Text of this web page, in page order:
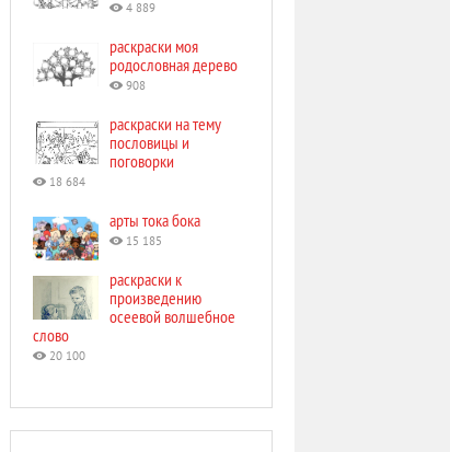
4 889
раскраски моя
родословная дерево
908
раскраски на тему
пословицы и
поговорки
18 684
арты тока бока
15 185
раскраски к
произведению
осеевой волшебное
слово
20 100